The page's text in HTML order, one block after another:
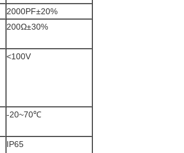
2000PF±20%
200Ω±30%
<100V
-20~70℃
IP65